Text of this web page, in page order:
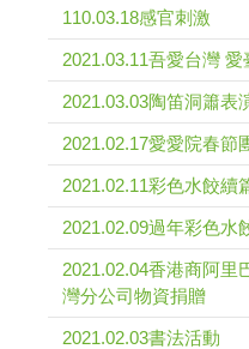
110.03.18感官刺激
2021.03.11吾愛台灣 愛
2021.03.03陶笛洞簫表
2021.02.17愛愛院春節
2021.02.11彩色水餃續
2021.02.09過年彩色水
2021.02.04香港商阿里
灣分公司物資捐贈
2021.02.03書法活動